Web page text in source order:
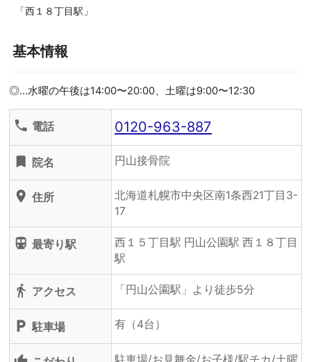
「西１８丁目駅」
基本情報
◎…水曜の午後は14:00〜20:00、土曜は9:00〜12:30
phone 電話 0120-963-887
turned_in 院名 円山接骨院
location_on 住所
北海道札幌市中央区南1条西21丁目3-
17
directions_subway 最寄り駅
西１５丁目駅 円山公園駅 西１８丁目
駅
directions_walk アクセス 「円山公園駅」より徒歩5分
local_parking 駐車場 有（4台）
駐車場/お見舞金/お子様/駅チカ/土曜